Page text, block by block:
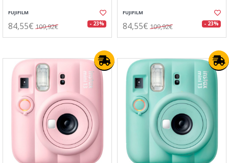
FUJIFILM
84,55€ 109,92€ - 23%
FUJIFILM
84,55€ 109,92€ - 23%